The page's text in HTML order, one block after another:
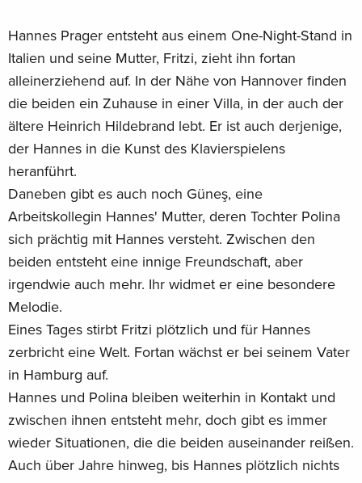
Hannes Prager entsteht aus einem One-Night-Stand in
Italien und seine Mutter, Fritzi, zieht ihn fortan
alleinerziehend auf. In der Nähe von Hannover finden
die beiden ein Zuhause in einer Villa, in der auch der
ältere Heinrich Hildebrand lebt. Er ist auch derjenige,
der Hannes in die Kunst des Klavierspielens
heranführt.
Daneben gibt es auch noch Güneş, eine
Arbeitskollegin Hannes' Mutter, deren Tochter Polina
sich prächtig mit Hannes versteht. Zwischen den
beiden entsteht eine innige Freundschaft, aber
irgendwie auch mehr. Ihr widmet er eine besondere
Melodie.
Eines Tages stirbt Fritzi plötzlich und für Hannes
zerbricht eine Welt. Fortan wächst er bei seinem Vater
in Hamburg auf.
Hannes und Polina bleiben weiterhin in Kontakt und
zwischen ihnen entsteht mehr, doch gibt es immer
wieder Situationen, die die beiden auseinander reißen.
Auch über Jahre hinweg, bis Hannes plötzlich nichts